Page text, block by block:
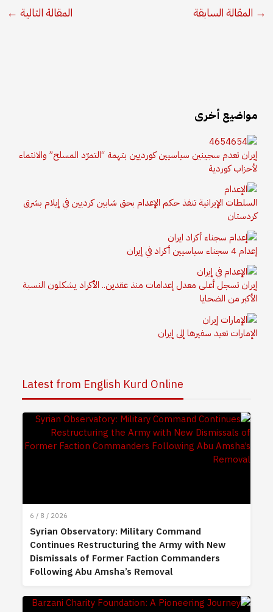
→ المقالة السابقة المقالة التالية ←
مواضيع أخرى
إيران تعدم سجينين سياسيين كورديين بتهمة “التمرّد المسلح” والانتماء
لأحزاب كوردية
السلطات الإيرانية تنفذ حكم الإعدام بحق شابين كرديين في إيلام بشرق
كردستان
​إعدام 4 سجناء سياسيين أكراد في إيران
إيران تسجل أعلى معدل إعدامات منذ عقدين.. الأكراد يشكلون النسبة
الأكبر من الضحايا
الإمارات تعيد سفيرها إلى إيران
Latest from English Kurd Online
6 / 8 / 2026
Syrian Observatory: Military Command
Continues Restructuring the Army with New
Dismissals of Former Faction Commanders
Following Abu Amsha’s Removal